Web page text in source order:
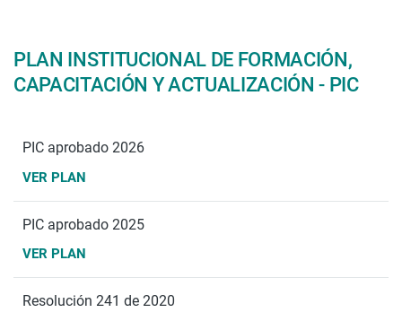
PLAN INSTITUCIONAL DE FORMACIÓN,
CAPACITACIÓN Y ACTUALIZACIÓN - PIC
PIC aprobado 2026
VER PLAN
PIC aprobado 2025
VER PLAN
Resolución 241 de 2020